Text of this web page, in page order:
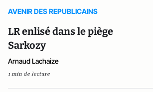
AVENIR DES REPUBLICAINS
LR enlisé dans le piège
Sarkozy
Arnaud Lachaize
1 min de lecture